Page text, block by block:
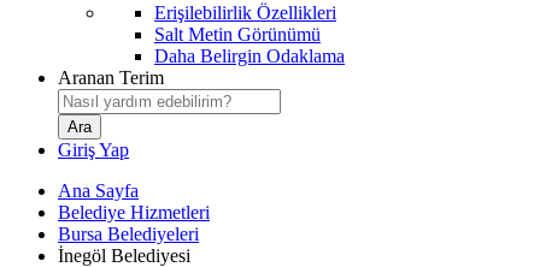
Erişilebilirlik Özellikleri
Salt Metin Görünümü
Daha Belirgin Odaklama
Aranan Terim
Giriş Yap
Ana Sayfa
Belediye Hizmetleri
Bursa Belediyeleri
İnegöl Belediyesi